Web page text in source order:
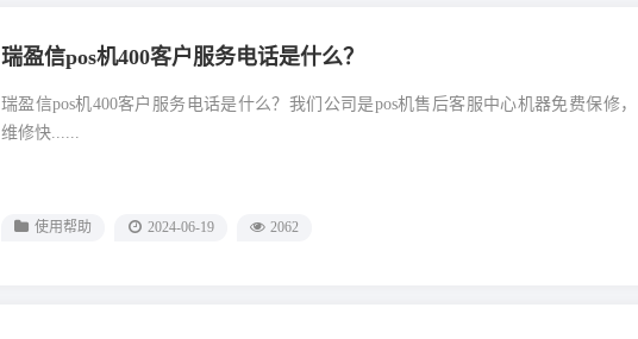
瑞盈信pos机400客户服务电话是什么？
瑞盈信pos机400客户服务电话是什么？我们公司是pos机售后客服中心机器免费保修，
维修快......
使用帮助 2024-06-19 2062